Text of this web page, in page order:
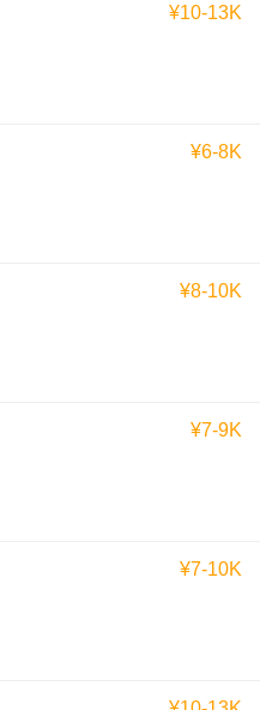
¥10-13K
¥6-8K
¥8-10K
¥7-9K
¥7-10K